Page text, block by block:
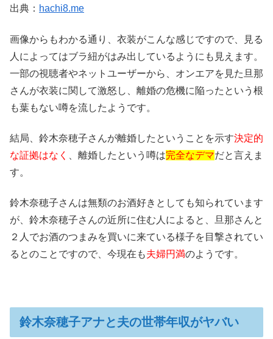
出典： hachi8.me
画像からもわかる通り、衣装がこんな感じですので、見る
人によってはブラ紐がはみ出しているようにも見えます。
一部の視聴者やネットユーザーから、オンエアを見た旦那
さんが衣装に関して激怒し、離婚の危機に陥ったという根
も葉もない噂を流したようです。
結局、鈴木奈穂子さんが離婚したということを示す決定的
な証拠はなく
、離婚したという噂は完全なデマだと言えま
す。
鈴木奈穂子さんは無類のお酒好きとしても知られています
が、鈴木奈穂子さんの近所に住む人によると、旦那さんと
２人でお酒のつまみを買いに来ている様子を目撃されてい
るとのことですので、今現在も夫婦円満のようです。
鈴木奈穂子アナと夫の世帯年収がヤバい